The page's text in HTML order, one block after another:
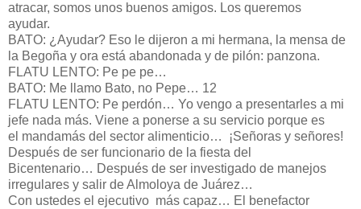
atracar, somos unos buenos amigos. Los queremos
ayudar.
BATO: ¿Ayudar? Eso le dijeron a mi hermana, la mensa de
la Begoña y ora está abandonada y de pilón: panzona.
FLATU LENTO: Pe pe pe…
BATO: Me llamo Bato, no Pepe… 12
FLATU LENTO: Pe perdón… Yo vengo a presentarles a mi
jefe nada más. Viene a ponerse a su servicio porque es
el mandamás del sector alimenticio… ¡Señoras y señores!
Después de ser funcionario de la fiesta del
Bicentenario… Después de ser investigado de manejos
irregulares y salir de Almoloya de Juárez…
Con ustedes el ejecutivo más capaz… El benefactor